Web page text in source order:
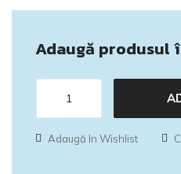
Adaugă produsul
Adaugă In Wishlist